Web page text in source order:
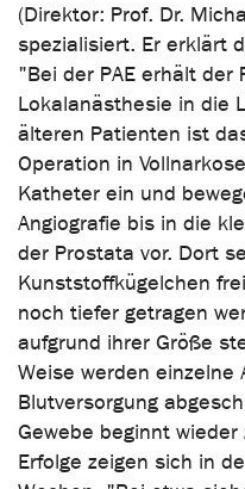
(Direktor: Prof. Dr.
spezialisiert. Er erklärt
"Bei der PAE erhält der
Lokalanästhesie in die
älteren Patienten ist
Operation in
Katheter ein und
Angiografie bis in die
der Prostata vor. Dort
Kunststoffkügelchen
noch tiefer getragen
aufgrund ihrer Größe
Weise werden einzelne
Blutversorgung
Gewebe beginnt
Erfolge zeigen sich in